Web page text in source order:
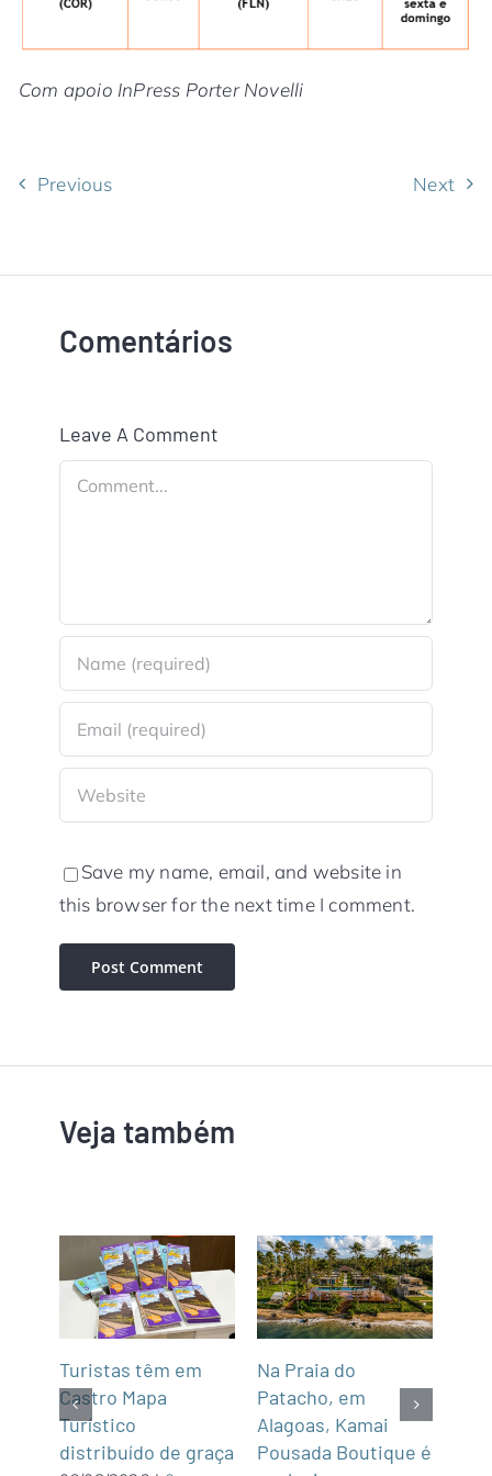
Com apoio InPress Porter Novelli
Previous Next
Comentários
Leave A Comment
Comment
Save my name, email, and website in
this browser for the next time I comment.
Veja também
Turistas têm em
Castro Mapa
Turístico
distribuído de graça
Na Praia do
Patacho, em
Alagoas, Kamai
Pousada Boutique é